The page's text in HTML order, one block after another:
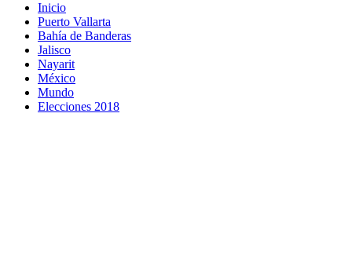
Inicio
Puerto Vallarta
Bahía de Banderas
Jalisco
Nayarit
México
Mundo
Elecciones 2018